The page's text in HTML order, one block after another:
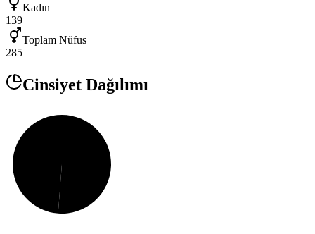
Kadın
139
Toplam Nüfus
285
Cinsiyet Dağılımı